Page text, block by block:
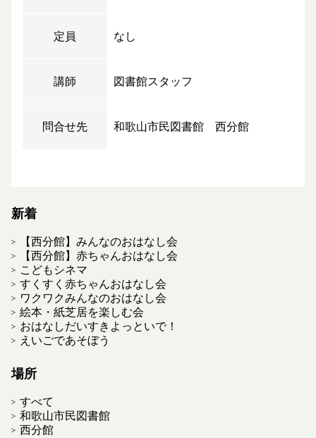
定員 なし
講師 図書館スタッフ
問合せ先 和歌山市民図書館 西分館
新着
【西分館】みんなのおはなし会
【西分館】赤ちゃんおはなし会
こどもシネマ
すくすく赤ちゃんおはなし会
ワクワクみんなのおはなし会
絵本・紙芝居を楽しむ会
おはなしだいすきよっといで！
えいごであそぼう
場所
すべて
和歌山市民図書館
西分館